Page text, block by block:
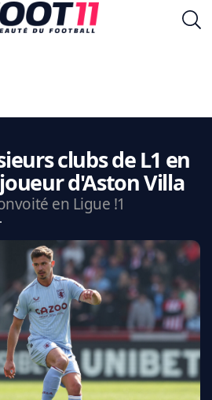
clubs de L1 en
d'Aston Villa
en Ligue !1